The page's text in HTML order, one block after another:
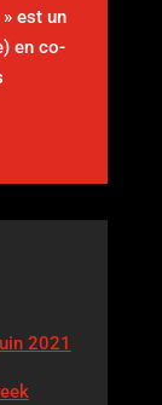
est un
en co-
2021